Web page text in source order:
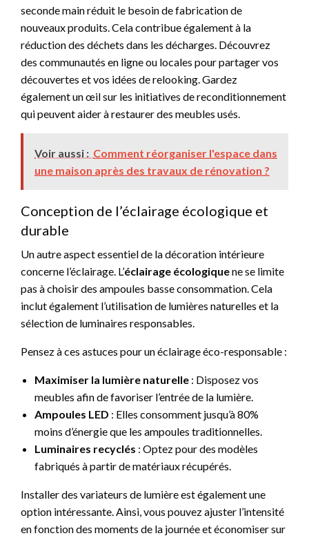
seconde main réduit le besoin de fabrication de
nouveaux produits. Cela contribue également à la
réduction des déchets dans les décharges. Découvrez
des communautés en ligne ou locales pour partager vos
découvertes et vos idées de relooking. Gardez
également un œil sur les initiatives de reconditionnement
qui peuvent aider à restaurer des meubles usés.
Voir aussi : Comment réorganiser l'espace dans
une maison après des travaux de rénovation ?
Conception de l’éclairage écologique et
durable
Un autre aspect essentiel de la décoration intérieure
concerne l’éclairage. L’éclairage écologiquene se limite
pas à choisir des ampoules basse consommation. Cela
inclut également l’utilisation de lumières naturelles et la
sélection de luminaires responsables.
Pensez à ces astuces pour un éclairage éco-responsable :
Maximiser la lumière naturelle : Disposez vos
meubles afin de favoriser l’entrée de la lumière.
Ampoules LED : Elles consomment jusqu’à 80%
moins d’énergie que les ampoules traditionnelles.
Luminaires recyclés : Optez pour des modèles
fabriqués à partir de matériaux récupérés.
Installer des variateurs de lumière est également une
option intéressante. Ainsi, vous pouvez ajuster l’intensité
en fonction des moments de la journée et économiser sur